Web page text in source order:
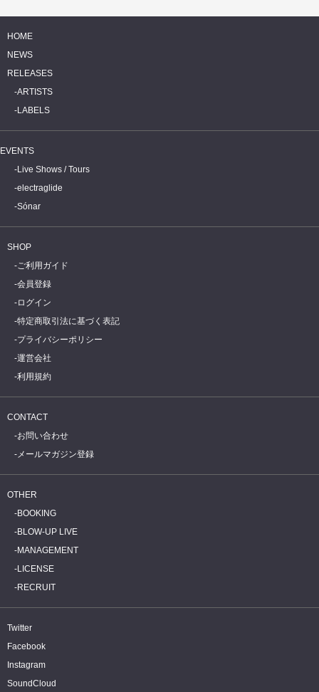
HOME
NEWS
RELEASES
ARTISTS
LABELS
EVENTS
Live Shows / Tours
electraglide
Sónar
SHOP
ご利用ガイド
会員登録
ログイン
特定商取引法に基づく表記
プライバシーポリシー
運営会社
利用規約
CONTACT
お問い合わせ
メールマガジン登録
OTHER
BOOKING
BLOW-UP LIVE
MANAGEMENT
LICENSE
RECRUIT
Twitter
Facebook
Instagram
SoundCloud